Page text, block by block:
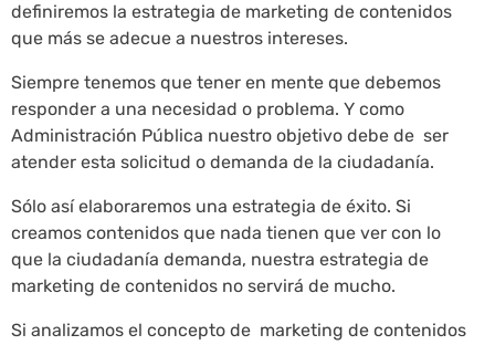
definiremos la estrategia de marketing de contenidos
que más se adecue a nuestros intereses.
Siempre tenemos que tener en mente que debemos
responder a una necesidad o problema. Y como
Administración Pública nuestro objetivo debe de ser
atender esta solicitud o demanda de la ciudadanía.
Sólo así elaboraremos una estrategia de éxito. Si
creamos contenidos que nada tienen que ver con lo
que la ciudadanía demanda, nuestra estrategia de
marketing de contenidos no servirá de mucho.
Si analizamos el concepto de marketing de contenidos